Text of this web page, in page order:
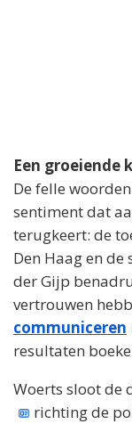
Een groeiende
De felle
sentiment dat
terugkeert: de
Den Haag en de
der Gijp
vertrouwen
communiceren
resultaten
Woerts sloot de
richting de